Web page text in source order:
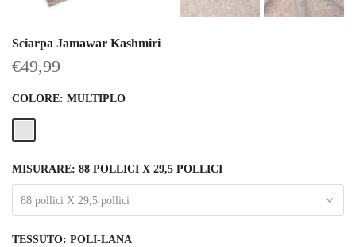
Sciarpa Jamawar Kashmiri
€49,99
COLORE: MULTIPLO
MISURARE: 88 POLLICI X 29,5 POLLICI
88 pollici X 29,5 pollici
TESSUTO: POLI-LANA